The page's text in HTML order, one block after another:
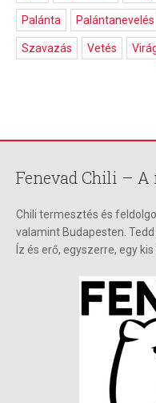
Palánta Palántanevelés
Szavazás Vetés
Fenevad Chili – A
Chili termesztés és
valamint Budapesten.
Íz és erő, egyszerre, egy